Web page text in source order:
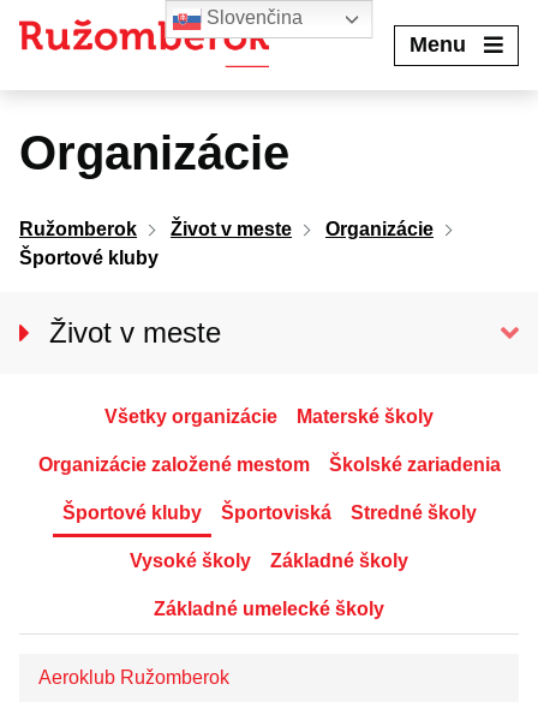
Menu
Organizácie
Ružomberok Život v meste
Organizácie
Športové kluby
Život v meste
Aktuality
Podujatia
Pohotovostné kontakty
Pohotovostné lekárne
Mestská polícia
Všetky organizácie Materské školy
Organizácie založené mestom Školské zariadenia
Športové kluby Športoviská Stredné školy
Vysoké školy Základné školy
Základné umelecké školy
Aeroklub Ružomberok
Slovenčina